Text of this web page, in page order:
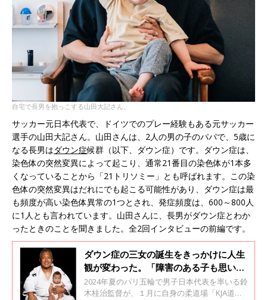
自宅で長男を抱っこする山田大記さん。
サッカー元日本代表で、ドイツでのプレー経験もある元サッカー
選手の山田大記さん。山田さんは、2人の男の子のパパで、5歳に
なる長男はダウン症候群（以下、ダウン症）です。ダウン症は、
染色体の突然変異によって起こり、通常21番目の染色体が1本多
くなっていることから「21トリソミー」とも呼ばれます。この染
色体の突然変異はだれにでも起こる可能性があり、ダウン症は最
も頻度が高い染色体異常の1つとされ、発症頻度は、600～800人
に1人とも言われています。山田さんに、長男がダウン症とわか
ったときのことを聞きました。全2回インタビューの前編です。
ダウン症の三女の誕生をきっかけに人生
観が変わった。「障害のある子も思いき
り遊べる場所を作りたい」道場設立への
思い【男子柔道日本代表監督・鈴木桂
2024年夏のパリ五輪で男子日本代表を率いる鈴
木桂治監督が、１月に自身の柔道場「KJA道